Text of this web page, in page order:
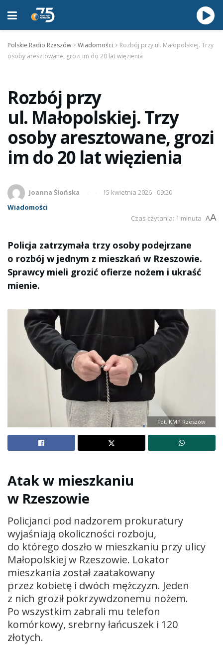
Polskie Radio Rzeszów >Wiadomości > Rozbój przy ul. Małopolskiej. Trzy
osoby aresztowane, grozi im do 20 lat więzienia
Rozbój przy
ul. Małopolskiej. Trzy
osoby aresztowane, grozi
im do 20 lat więzienia
Joanna Ślońska
15 kwietnia 2026 - 09:20
Wiadomości
Czas czytania: 1 minuta AA
Policja zatrzymała trzy osoby podejrzane
o rozbój w jednym z mieszkań w Rzeszowie.
Sprawcy mieli grozić ofierze nożem i ukraść
mienie.
Fot. KMP Rzeszów
Atak w mieszkaniu
w Rzeszowie
Policjanci pod nadzorem prokuratury
wyjaśniają okoliczności rozboju,
do którego doszło w mieszkaniu przy ulicy
Małopolskiej w Rzeszowie. Lokator
mieszkania został zaatakowany
przez kobietę i dwóch mężczyzn. Jeden
z nich groził pokrzywdzonemu nożem.
Po wszystkim zabrali mu telefon
komórkowy, srebrny łańcuszek i 120
złotych.